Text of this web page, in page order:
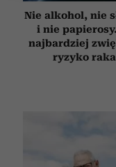
Wykorzystujemy
i reklam, aby
analizować ruch w
korzystasz z
Partnerzy mogą
otrzymanymi od
Nie alkohol, nie
i nie
najbardziej
ryzyko raka